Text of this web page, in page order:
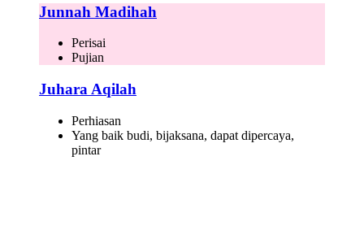
Junnah Madihah
Perisai
Pujian
Juhara Aqilah
Perhiasan
Yang baik budi, bijaksana, dapat dipercaya,
pintar